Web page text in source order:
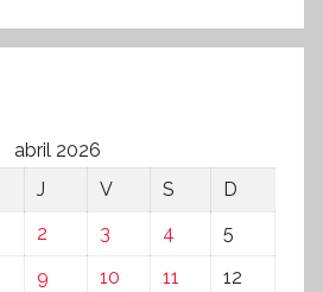
abril 2026
J V S
D
2 3 4
5
9 10 11
12